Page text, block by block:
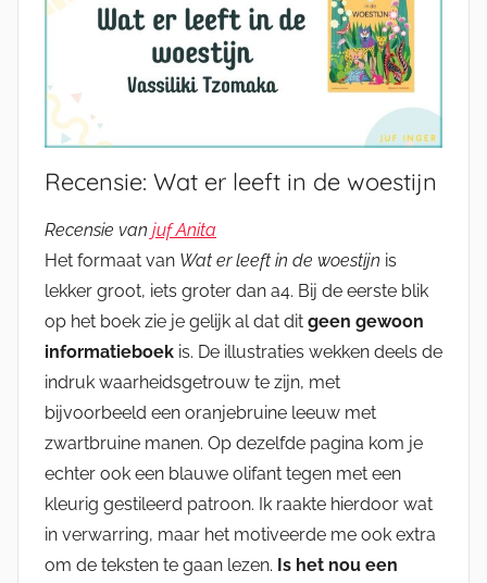
Recensie: Wat er leeft in de woestijn
Recensie van juf Anita
Het formaat van Wat er leeft in de woestijn is
lekker groot, iets groter dan a4. Bij de eerste blik
op het boek zie je gelijk al dat dit geen gewoon
informatieboek is. De illustraties wekken deels de
indruk waarheidsgetrouw te zijn, met
bijvoorbeeld een oranjebruine leeuw met
zwartbruine manen. Op dezelfde pagina kom je
echter ook een blauwe olifant tegen met een
kleurig gestileerd patroon. Ik raakte hierdoor wat
in verwarring, maar het motiveerde me ook extra
om de teksten te gaan lezen. Is het nou een